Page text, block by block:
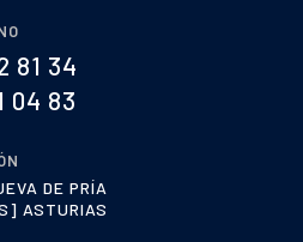
81 34
04 83
DE PRÍA
ASTURIAS